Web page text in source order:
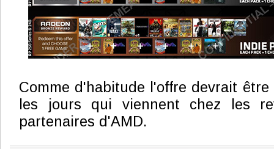
Comme d'habitude l'offre devrait
les jours qui viennent chez les
partenaires d'AMD.